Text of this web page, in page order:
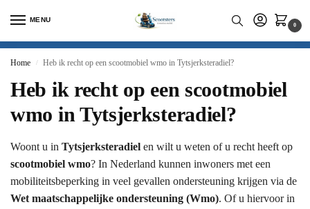
MENU
0
Home / Heb ik recht op een scootmobiel wmo in Tytsjerksteradiel?
Heb ik recht op een scootmobiel
wmo in Tytsjerksteradiel?
Woont u in Tytsjerksteradiel en wilt u weten of u recht heeft op
scootmobiel wmo? In Nederland kunnen inwoners met een
mobiliteitsbeperking in veel gevallen ondersteuning krijgen via de
Wet maatschappelijke ondersteuning (Wmo). Of u hiervoor in